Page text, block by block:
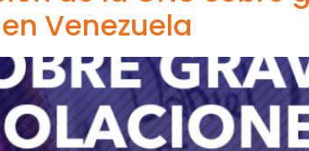
Venezuela